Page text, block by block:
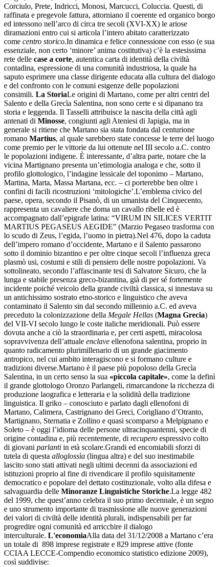
Corciulo, Prete, Indricci, Monosi, Marcucci, Coluccia. Questi, di
raffinata e pregevole fattura, attorniano il coerente ed organico borgo
ed intessono nell’arco di circa tre secoli (XVI-XX) le ariose
diramazioni entro cui si articola l’intero abitato caratterizzato
come centro storico.In dinamica e felice connessione con esso (e sua
essenziale, non certo ‘minore’ anima costitutiva) c’è la estesissima
rete delle case a corte, autentica carta di identità della civiltà
contadina, espressione di una comunità industriosa, la quale ha
saputo esprimere una classe dirigente educata alla cultura del dialogo
e del confronto con le comuni esigenze delle popolazioni
consimili. La StoriaLe origini di Martano, come per altri centri del
Salento e della Grecìa Salentina, non sono certe e si dipanano tra
storia e leggenda. Il Tasselli attribuisce la nascita della città agli
antenati di Minosse, congiunti agli Ateniesi di Japigia, ma in
generale si ritiene che Martano sia stata fondata dal centurione
romano Martius, al quale sarebbero state concesse le terre del luogo
come premio per le vittorie da lui ottenute nel III secolo a.C. contro
le popolazioni indigene. È interessante, d’altra parte, notare che la
vicina Martignano presenta un’etimologia analoga e che, sotto il
profilo glottologico, l’indagine lessicale del toponimo – Martano,
Martina, Marta, Massa Martana, ecc. – ci porterebbe ben oltre i
confini di facili ricostruzioni ‘mitologiche’.L’emblema civico del
paese, opera, secondo il Pisanò, di un umanista del Cinquecento,
rappresenta un cavaliere che doma un cavallo ribelle ed è
accompagnato dall’epigrafe latina: “VIRUM IN SILICES VERTIT
MARTIUS PEGASEUS AEGIDE” (Marzio Pegaseo trasforma con
lo scudo di Zeus, l’egida, l’uomo in pietra).Nel 476, dopo la caduta
dell’impero romano d’occidente, Martano e il Salento passarono
sotto il dominio bizantino e per oltre cinque secoli l’influenza greca
plasmò usi, costumi e stili di pensiero delle nostre popolazioni. Va
sottolineato, secondo l’affascinante tesi di Salvatore Sicuro, che la
lunga e stabile presenza greco-bizantina, già di per sé fortemente
incidente poiché veicolo della grande civiltà classica, si innestava su
un antichissimo sostrato etno-storico e linguistico che aveva
contaminato il Salento sin dal secondo millennio a.C. ed aveva
preceduto la colonizzazione della Megale Hellas (Magna Grecia)
del VII-VI secolo lungo le coste italiche meridionali. Può essere
dovuta anche a ciò la straordinaria e, per certi aspetti, miracolosa
sopravvivenza dell’attuale enclave ellenofona salentina, proprio in
quanto radicamento plurimillenario di un grande giacimento
antropico, nel cui ambito interagiscono e si formano culture e
tradizioni diverse.Martano è il paese più popoloso della Grecìa
Salentina, in un certo senso la sua «piccola capitale», come la definì
il grande glottologo Oronzo Parlangeli, rimarcandone la ricchezza di
produzione laografica e letteraria e la solidità della tradizione
linguistica. Il griko – conosciuto e parlato dagli ellenofoni di
Martano, Calimera, Castrignano dei Greci, Corigliano d’Otranto,
Martignano, Sternatia e Zollino e quasi scomparso a Melpignano e
Soleto – è oggi l’idioma delle persone ultracinquantenni, specie di
origine contadina e, più recentemente, di recupero espressivo colto
di giovani parlanti in età scolare.Grandi ed encomiabili sforzi di
tutela di questa alloglossìa (lingua altra) e del suo inestimabile
lascito sono stati attivati negli ultimi decenni da associazioni ed
istituzioni proprio al fine di rivendicare il profilo squisitamente
democratico e popolare del dettato costituzionale, volto alla difesa e
salvaguardia delle Minoranze Linguistiche Storiche.La legge 482
del 1999, che quest’anno celebra il suo primo decennale, è un segno
e uno strumento importante di trasmissione alle nuove generazioni
dei valori di civiltà delle identità plurali, indispensabili per far
progredire ogni comunità ed arricchire il dialogo
interculturale. L'economiaAlla data del 31/12/2008 a Martano c’era
un totale di 898 imprese registrate e 829 imprese attive (fonte
CCIAA LECCE-Compendio economico statistico edizione 2009),
così suddivise: